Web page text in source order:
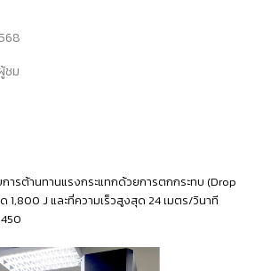
ชม
รต้านทานแรงกระแทกด้วยการตกกระทบ (Drop
1,800 J และที่ความเร็วสูงสุด 24 เมตร/วินาที